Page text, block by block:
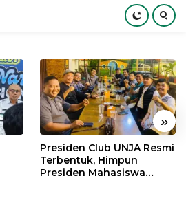
»
Presiden Club UNJA Resmi
Terbentuk, Himpun
Presiden Mahasiswa